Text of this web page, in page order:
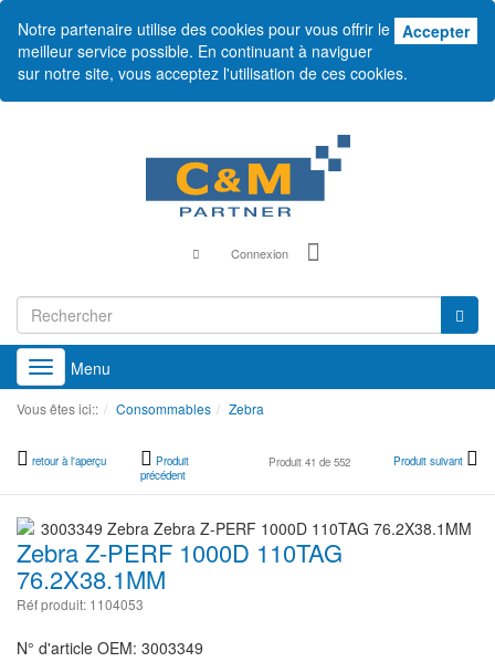
Accepter
Notre partenaire utilise des cookies pour vous offrir le
meilleur service possible. En continuant à naviguer
sur notre site, vous acceptez l'utilisation de ces cookies.
Connexion
Toggle
navigation
Menu
Vous êtes ici:: Consommables Zebra
retour à l'aperçu
Produit
précédent
Produit 41 de 552 Produit suivant
Zebra Z-PERF 1000D 110TAG
76.2X38.1MM
Réf produit: 1104053
N° d'article OEM: 3003349